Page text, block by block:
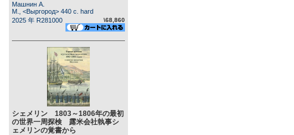
Машнин А.
М., <Выргород> 440 c. hard
2025 年 R281000
\68,860
シェメリン 1803～1806年の最初
の世界一周探検 露米会社執事シ
ェメリンの覚書から